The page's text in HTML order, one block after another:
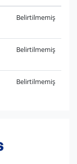
Belirtilmemiş
Belirtilmemiş
Belirtilmemiş